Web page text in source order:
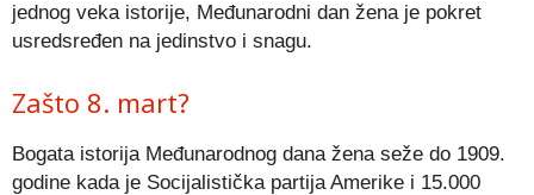
jednog veka istorije, Međunarodni dan žena je pokret
usredsređen na jedinstvo i snagu.
Zašto 8. mart?
Bogata istorija Međunarodnog dana žena seže do 1909.
godine kada je Socijalistička partija Amerike i 15.000